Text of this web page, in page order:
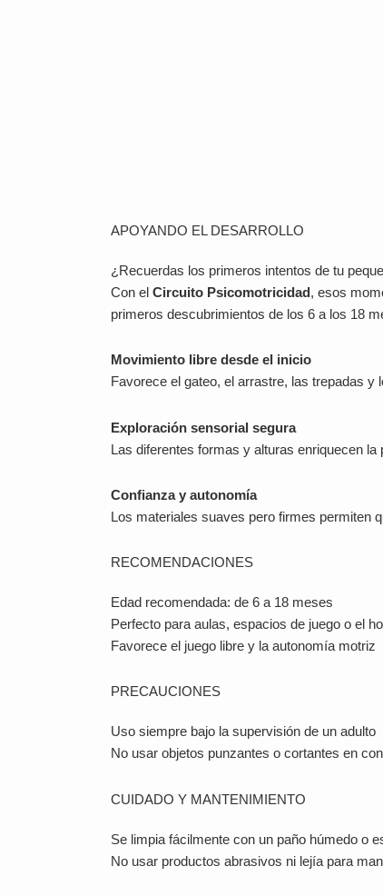
APOYANDO EL DESARROLLO
¿Recuerdas los primeros intentos de tu
Con el Circuito Psicomotricidad, esos
primeros descubrimientos de los 6 a los 18
Movimiento libre desde el inicio
Favorece el gateo, el arrastre, las trepadas
Exploración sensorial segura
Las diferentes formas y alturas enriquecen
Confianza y autonomía
Los materiales suaves pero firmes permiten
RECOMENDACIONES
Edad recomendada: de 6 a 18 meses
Perfecto para aulas, espacios de juego o el
Favorece el juego libre y la autonomía motriz
PRECAUCIONES
Uso siempre bajo la supervisión de un adulto
No usar objetos punzantes o cortantes en
CUIDADO Y MANTENIMIENTO
Se limpia fácilmente con un paño húmedo o
No usar productos abrasivos ni lejía para